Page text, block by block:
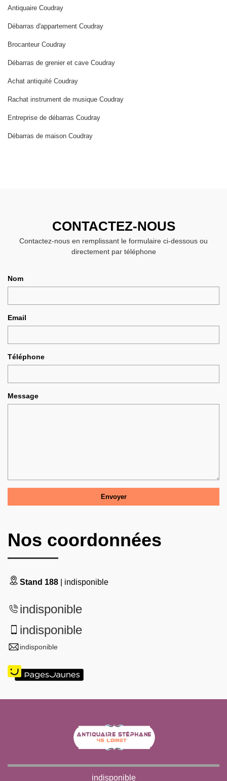
Antiquaire Coudray
Débarras d'appartement Coudray
Brocanteur Coudray
Débarras de grenier et cave Coudray
Achat antiquité Coudray
Rachat instrument de musique Coudray
Entreprise de débarras Coudray
Débarras de maison Coudray
CONTACTEZ-NOUS
Contactez-nous en remplissant le formulaire ci-dessous ou
directement par téléphone
Nom
Email
Téléphone
Message
Nos coordonnées
Stand 188 | indisponible
indisponible
indisponible
indisponible
indisponible